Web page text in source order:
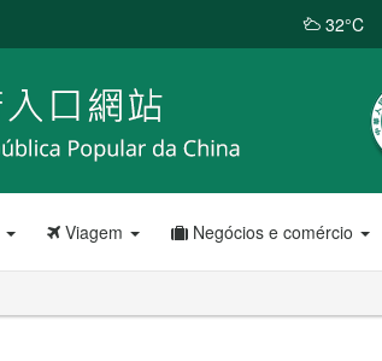
32°C
Viagem Negócios e comércio